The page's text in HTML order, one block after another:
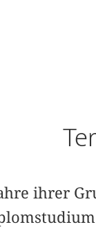
ihrer